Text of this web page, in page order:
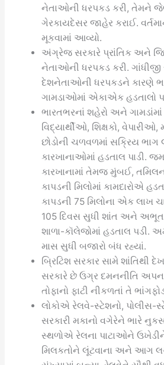
નેતાઓની ધરપકડ કરી, તેમને
ગેરકાયદેસર જાહેર કરાઈ.
મૂકવામાં આવ્યો.
અંગ્રેજ સરકારે પ્રાંતિક અને
નેતાઓની ધરપકડ કરી.
દેશનેતાઓની ધરપકડને કારણે
ગામડાઓમાં એકાએક હડતાલો
ભારતભરનાં શહેરો અને
વિદ્યાર્થીઓ, શિક્ષકો,
છોડોની ચળવળમાં સક્રિય ભાગ
કારખાનાઓમાં હડતાલ પાડી.
કારખાનામાં તેમજ મુંબઈ,
કાપડની મિલોમાં કામદારોએ
કાપડની 75 મિલોના એક લાખ
105 દિવસ સુધી શાંત અને
શાળા-કૉલેજોમાં હડતાલ પડી.
માસ સુધી બજારો બંધ રહ્યાં.
બ્રિટિશ સરકાર સામે શાંતિથી
સરકારે છે ઉગ્ર દમનનીતિ
તોફાનો ફાટી નીકળતાં તે
લોકોએ રેલવે-સ્ટેશનો, પોલીસ-
સરકારી મકાનો વગેરેને ભારે
સ્થળોએ રેલના પાટાઓને ઉખેડીને
મિલકતોને લૂંટવાના અને આગ